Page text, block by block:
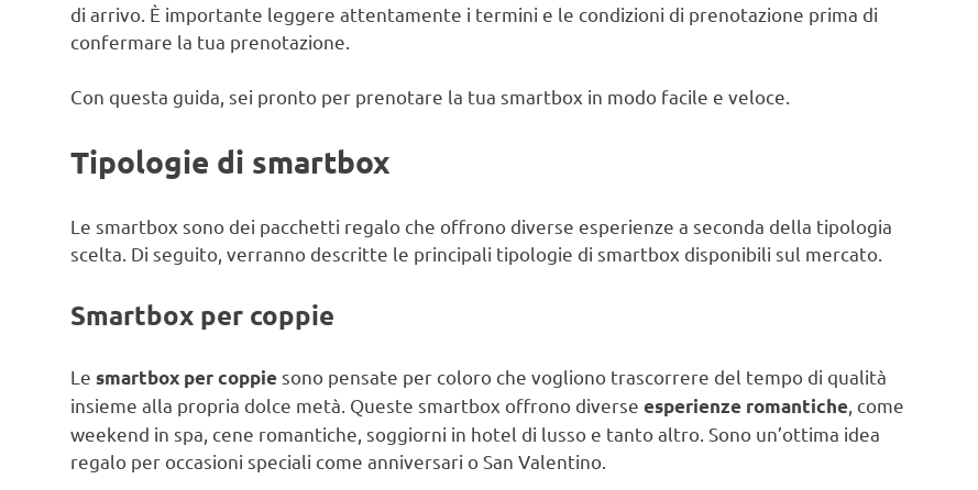
di arrivo. È importante leggere attentamente i termini e le condizioni di prenotazione prima di
confermare la tua prenotazione.
Con questa guida, sei pronto per prenotare la tua smartbox in modo facile e veloce.
Tipologie di smartbox
Le smartbox sono dei pacchetti regalo che offrono diverse esperienze a seconda della tipologia
scelta. Di seguito, verranno descritte le principali tipologie di smartbox disponibili sul mercato.
Smartbox per coppie
Le smartbox per coppie sono pensate per coloro che vogliono trascorrere del tempo di qualità
insieme alla propria dolce metà. Queste smartbox offrono diverse esperienze romantiche, come
weekend in spa, cene romantiche, soggiorni in hotel di lusso e tanto altro. Sono un’ottima idea
regalo per occasioni speciali come anniversari o San Valentino.